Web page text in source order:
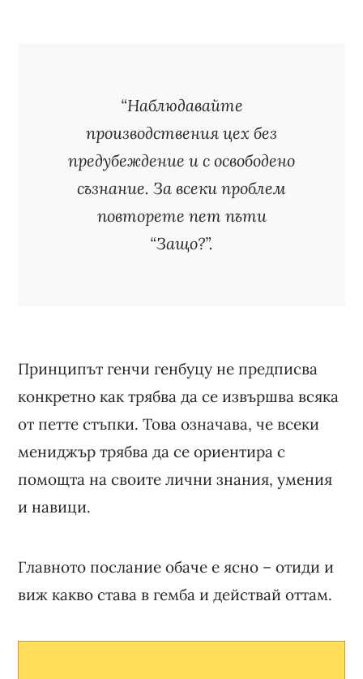
“Наблюдавайте
производствения цех без
предубеждение и с освободено
съзнание. За всеки проблем
повторете пет пъти
“Защо?”.
Принципът генчи генбуцу не предписва
конкретно как трябва да се извършва всяка
от петте стъпки. Това означава, че всеки
мениджър трябва да се ориентира с
помощта на своите лични знания, умения
и навици.
Главното послание обаче е ясно – отиди и
виж какво става в гемба и действай оттам.